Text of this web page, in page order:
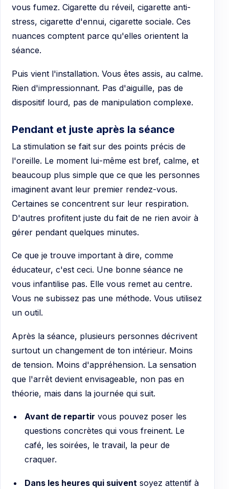
vous fumez. Cigarette du réveil, cigarette anti-
stress, cigarette d'ennui, cigarette sociale. Ces
nuances comptent parce qu'elles orientent la
séance.
Puis vient l'installation. Vous êtes assis, au calme.
Rien d'impressionnant. Pas d'aiguille, pas de
dispositif lourd, pas de manipulation complexe.
Pendant et juste après la séance
La stimulation se fait sur des points précis de
l'oreille. Le moment lui-même est bref, calme, et
beaucoup plus simple que ce que les personnes
imaginent avant leur premier rendez-vous.
Certaines se concentrent sur leur respiration.
D'autres profitent juste du fait de ne rien avoir à
gérer pendant quelques minutes.
Ce que je trouve important à dire, comme
éducateur, c'est ceci. Une bonne séance ne
vous infantilise pas. Elle vous remet au centre.
Vous ne subissez pas une méthode. Vous utilisez
un outil.
Après la séance, plusieurs personnes décrivent
surtout un changement de ton intérieur. Moins
de tension. Moins d'appréhension. La sensation
que l'arrêt devient envisageable, non pas en
théorie, mais dans la journée qui suit.
Avant de repartir vous pouvez poser les
questions concrètes qui vous freinent. Le
café, les soirées, le travail, la peur de
craquer.
Dans les heures qui suiventsoyez attentif à